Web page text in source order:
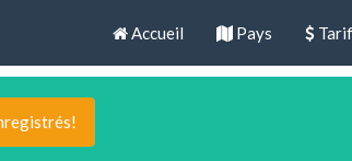
Accueil Pays